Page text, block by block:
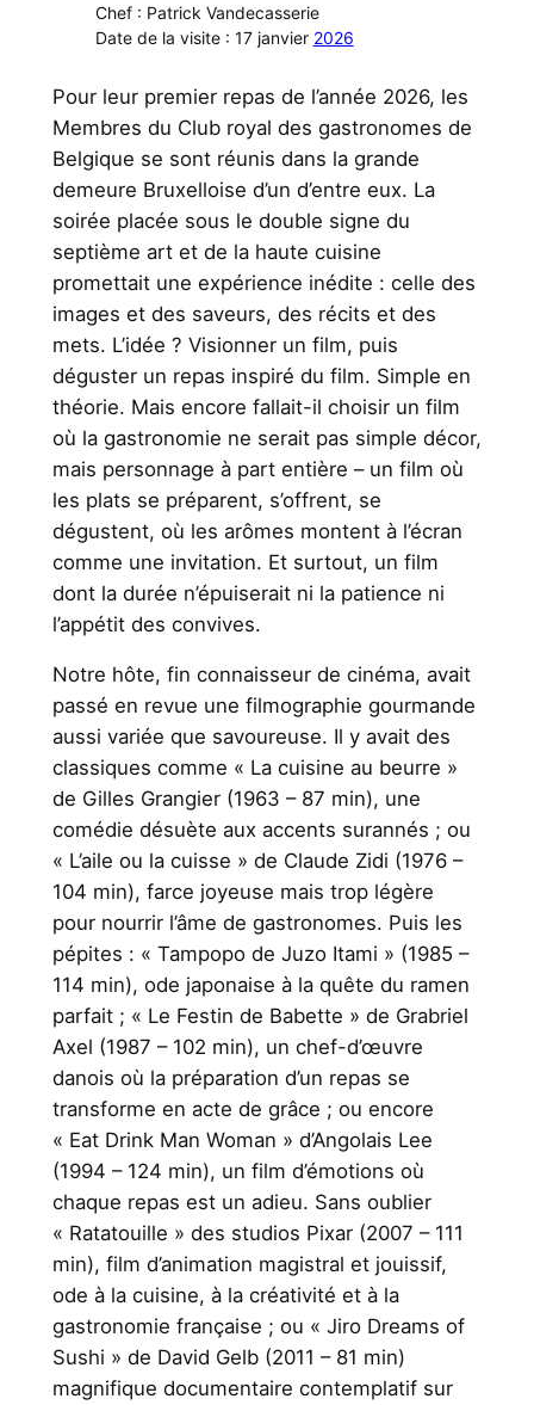
Chef : Patrick Vandecasserie
Date de la visite : 17 janvier 2026
Pour leur premier repas de l’année 2026, les
Membres du Club royal des gastronomes de
Belgique se sont réunis dans la grande
demeure Bruxelloise d’un d’entre eux. La
soirée placée sous le double signe du
septième art et de la haute cuisine
promettait une expérience inédite : celle des
images et des saveurs, des récits et des
mets. L’idée ? Visionner un film, puis
déguster un repas inspiré du film. Simple en
théorie. Mais encore fallait-il choisir un film
où la gastronomie ne serait pas simple décor,
mais personnage à part entière – un film où
les plats se préparent, s’offrent, se
dégustent, où les arômes montent à l’écran
comme une invitation. Et surtout, un film
dont la durée n’épuiserait ni la patience ni
l’appétit des convives.
Notre hôte, fin connaisseur de cinéma, avait
passé en revue une filmographie gourmande
aussi variée que savoureuse. Il y avait des
classiques comme « La cuisine au beurre »
de Gilles Grangier (1963 – 87 min), une
comédie désuète aux accents surannés ; ou
« L’aile ou la cuisse » de Claude Zidi (1976 –
104 min), farce joyeuse mais trop légère
pour nourrir l’âme de gastronomes. Puis les
pépites : « Tampopo de Juzo Itami » (1985 –
114 min), ode japonaise à la quête du ramen
parfait ; « Le Festin de Babette » de Grabriel
Axel (1987 – 102 min), un chef-d’œuvre
danois où la préparation d’un repas se
transforme en acte de grâce ; ou encore
« Eat Drink Man Woman » d’Angolais Lee
(1994 – 124 min), un film d’émotions où
chaque repas est un adieu. Sans oublier
« Ratatouille » des studios Pixar (2007 – 111
min), film d’animation magistral et jouissif,
ode à la cuisine, à la créativité et à la
gastronomie française ; ou « Jiro Dreams of
Sushi » de David Gelb (2011 – 81 min)
magnifique documentaire contemplatif sur